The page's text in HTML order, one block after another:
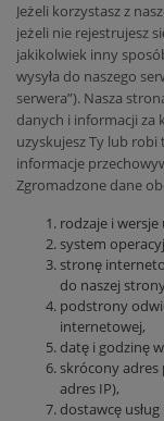
Jeżeli korzystasz z
jeżeli nie rejestrujesz
jakikolwiek inny
wysyła do naszego
serwera”). Nasza
danych i informacji za
uzyskujesz Ty lub
informacje
Zgromadzone dane
rodzaje i
system
stronę
do naszej
podstrony
internetowej,
datę i godzinę
skrócony
adres IP),
dostawcę